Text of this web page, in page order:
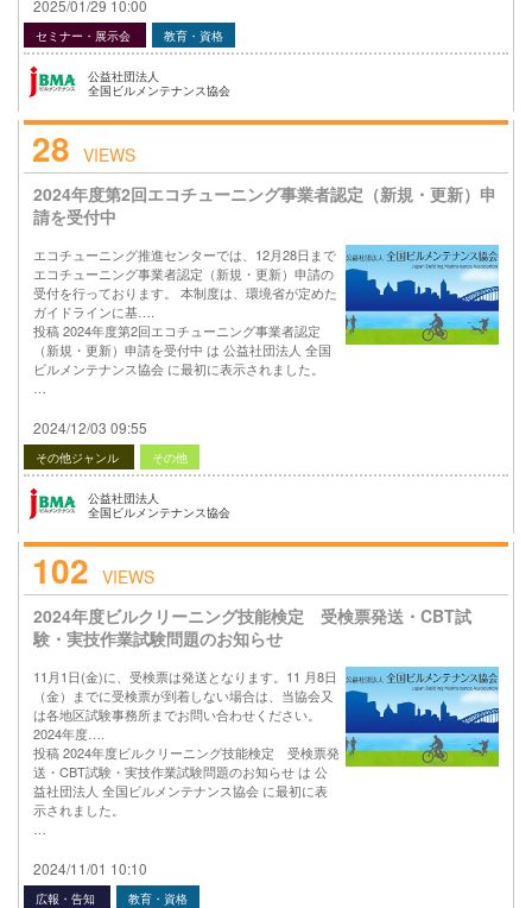
2025/01/29 10:00
セミナー・展示会 教育・資格
公益社団法人
全国ビルメンテナンス協会
28 VIEWS
2024年度第2回エコチューニング事業者認定（新規・更新）申
請を受付中
エコチューニング推進センターでは、12月28日まで
エコチューニング事業者認定（新規・更新）申請の
受付を行っております。 本制度は、環境省が定めた
ガイドラインに基….
投稿 2024年度第2回エコチューニング事業者認定
（新規・更新）申請を受付中 は 公益社団法人 全国
ビルメンテナンス協会 に最初に表示されました。
2024/12/03 09:55
その他ジャンル その他
公益社団法人
全国ビルメンテナンス協会
102 VIEWS
2024年度ビルクリーニング技能検定 受検票発送・CBT試
験・実技作業試験問題のお知らせ
11月1日(金)に、受検票は発送となります。11 月8日
（金）までに受検票が到着しない場合は、当協会又
は各地区試験事務所までお問い合わせください。
2024年度….
投稿 2024年度ビルクリーニング技能検定 受検票発
送・CBT試験・実技作業試験問題のお知らせ は 公
益社団法人 全国ビルメンテナンス協会 に最初に表
示されました。
2024/11/01 10:10
広報・告知 教育・資格